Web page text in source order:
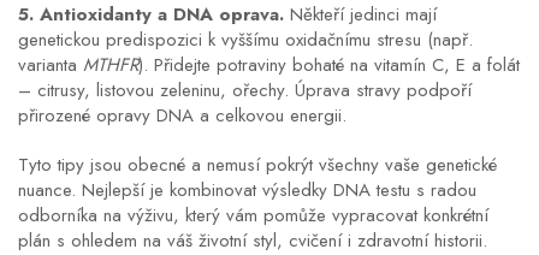
5. Antioxidanty a DNA oprava. Někteří jedinci mají
genetickou predispozici k vyššímu oxidačnímu stresu (např.
varianta MTHFR). Přidejte potraviny bohaté na vitamín C, E a folát
– citrusy, listovou zeleninu, ořechy. Úprava stravy podpoří
přirozené opravy DNA a celkovou energii.
Tyto tipy jsou obecné a nemusí pokrýt všechny vaše genetické
nuance. Nejlepší je kombinovat výsledky DNA testu s radou
odborníka na výživu, který vám pomůže vypracovat konkrétní
plán s ohledem na váš životní styl, cvičení i zdravotní historii.